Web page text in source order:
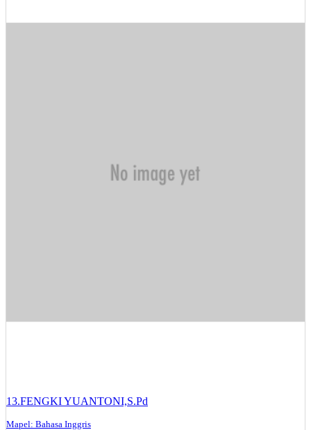
13.FENGKI YUANTONI,S.Pd
Mapel: Bahasa Inggris